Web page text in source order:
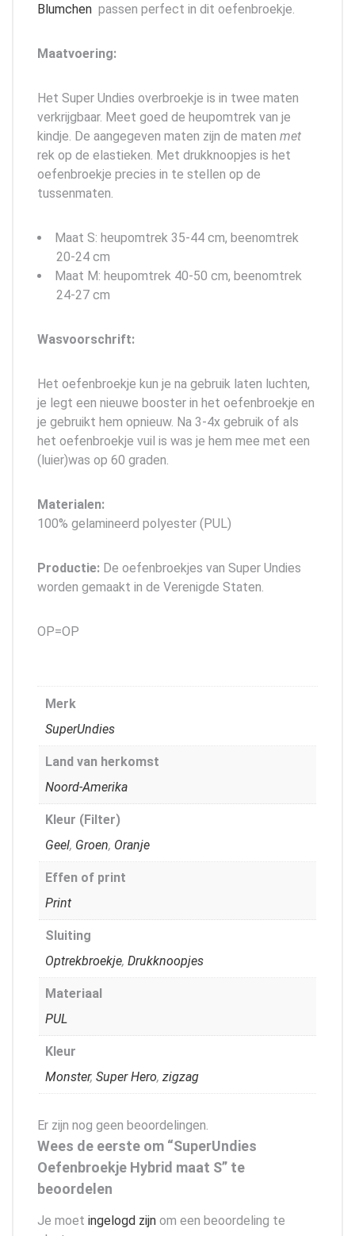
Blumchen passen perfect in dit oefenbroekje.
Maatvoering:
Het Super Undies overbroekje is in twee maten
verkrijgbaar. Meet goed de heupomtrek van je
kindje. De aangegeven maten zijn de maten met
rek op de elastieken. Met drukknoopjes is het
oefenbroekje precies in te stellen op de
tussenmaten.
Maat S: heupomtrek 35-44 cm, beenomtrek
20-24 cm
Maat M: heupomtrek 40-50 cm, beenomtrek
24-27 cm
Wasvoorschrift:
Het oefenbroekje kun je na gebruik laten luchten,
je legt een nieuwe booster in het oefenbroekje en
je gebruikt hem opnieuw. Na 3-4x gebruik of als
het oefenbroekje vuil is was je hem mee met een
(luier)was op 60 graden.
Materialen:
100% gelamineerd polyester (PUL)
Productie: De oefenbroekjes van Super Undies
worden gemaakt in de Verenigde Staten.
OP=OP
Merk
SuperUndies
Land van herkomst
Noord-Amerika
Kleur (Filter)
Geel, Groen, Oranje
Effen of print
Print
Sluiting
Optrekbroekje, Drukknoopjes
Materiaal
PUL
Kleur
Monster, Super Hero, zigzag
Er zijn nog geen beoordelingen.
Wees de eerste om “SuperUndies
Oefenbroekje Hybrid maat S” te
beoordelen
Je moet ingelogd zijn om een beoordeling te